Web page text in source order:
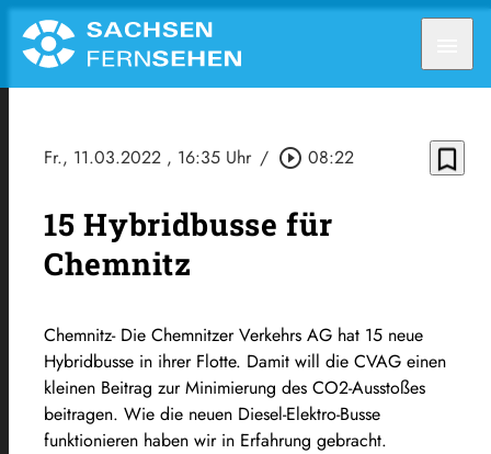
Fr., 11.03.2022 , 16:35 Uhr / play_circle_outline 08:22 bookmark_border
15 Hybridbusse für
Chemnitz
Chemnitz- Die Chemnitzer Verkehrs AG hat 15 neue
Hybridbusse in ihrer Flotte. Damit will die CVAG einen
kleinen Beitrag zur Minimierung des CO2-Ausstoßes
beitragen. Wie die neuen Diesel-Elektro-Busse
funktionieren haben wir in Erfahrung gebracht.